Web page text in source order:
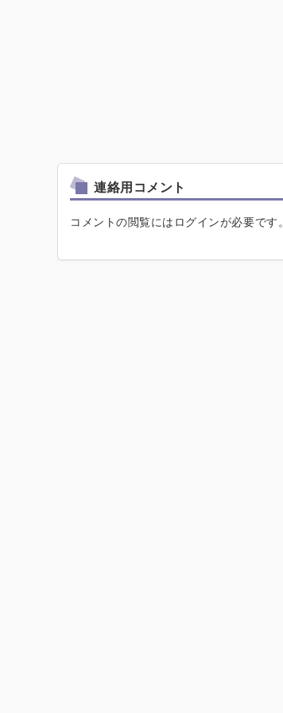
連絡用コメント
コメントの閲覧にはログインが必要です。